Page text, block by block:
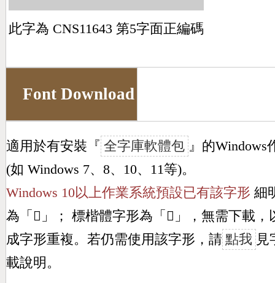
此字為 CNS11643 第5字面正編碼
Font Download
適用於有安裝『 全字庫軟體包 』的Windows
(如 Windows 7、8、10、11等)。
Windows 10以上作業系統預設已有該字形 細
為「 𣌅 」； 標楷體字形為「 𣌅 」，無需下載，
成字形重複。若仍需使用該字形，請 點我 見
載說明。